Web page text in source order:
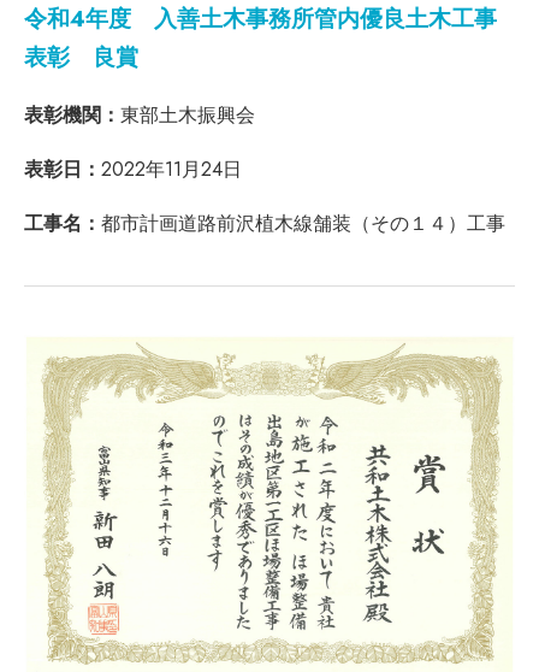
令和4年度 入善土木事務所管内優良土木工事
表彰 良賞
表彰機関： 東部土木振興会
表彰日： 2022年11月24日
工事名： 都市計画道路前沢植木線舗装（その１４）工事